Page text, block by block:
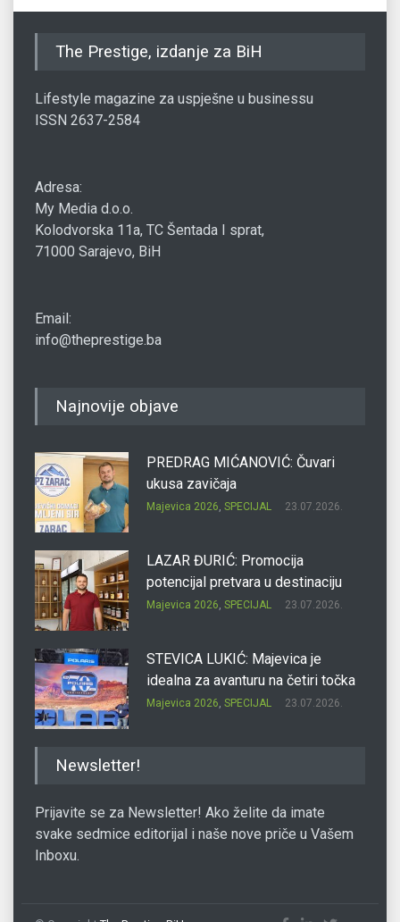
The Prestige, izdanje za BiH
Lifestyle magazine za uspješne u businessu
ISSN 2637-2584
Adresa:
My Media d.o.o.
Kolodvorska 11a, TC Šentada I sprat,
71000 Sarajevo, BiH
Email:
info@theprestige.ba
Najnovije objave
PREDRAG MIĆANOVIĆ: Čuvari
ukusa zavičaja
Majevica 2026, SPECIJAL 23.07.2026.
LAZAR ĐURIĆ: Promocija
potencijal pretvara u destinaciju
Majevica 2026, SPECIJAL 23.07.2026.
STEVICA LUKIĆ: Majevica je
idealna za avanturu na četiri točka
Majevica 2026, SPECIJAL 23.07.2026.
Newsletter!
Prijavite se za Newsletter! Ako želite da imate
svake sedmice editorijal i naše nove priče u Vašem
Inboxu.